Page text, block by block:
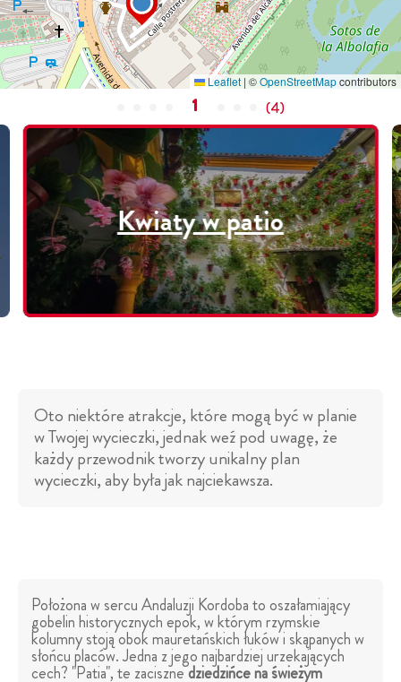
Leaflet | ©OpenStreetMapcontributors
1 (4)
Kwiaty w patio
Oto niektóre atrakcje, które mogą być w planie
w Twojej wycieczki, jednak weź pod uwagę, że
każdy przewodnik tworzy unikalny plan
wycieczki, aby była jak najciekawsza.
Położona w sercu Andaluzji Kordoba to oszałamiający
gobelin historycznych epok, w którym rzymskie
kolumny stoją obok mauretańskich łuków i skąpanych w
słońcu placów. Jedna z jego najbardziej urzekających
cech? "Patia", te zacisznedziedzińce na świeżym